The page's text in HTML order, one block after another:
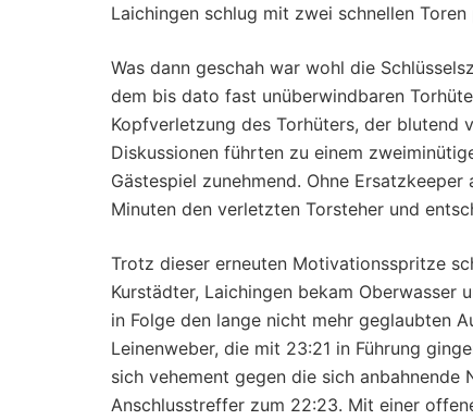
Laichingen schlug mit zwei schnellen
Was dann geschah war wohl die
dem bis dato fast unüberwindbaren
Kopfverletzung des Torhüters, der blutend
Diskussionen führten zu einem
Gästespiel zunehmend. Ohne
Minuten den verletzten Torsteher und
Trotz dieser erneuten Motivationsspritze
Kurstädter, Laichingen bekam
in Folge den lange nicht mehr geglaubten
Leinenweber, die mit 23:21 in Führung
sich vehement gegen die sich
Anschlusstreffer zum 22:23. Mit einer